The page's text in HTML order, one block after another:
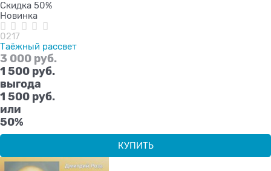
Скидка 50%
Новинка
0217
Таёжный рассвет
3 000 руб.
1 500 руб.
выгода
1 500 руб.
или
50%
КУПИТЬ